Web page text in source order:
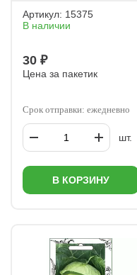
Артикул: 15375
В наличии
30 ₽
Цена за пакетик
Срок отправки: ежедневно
шт.
В КОРЗИНУ